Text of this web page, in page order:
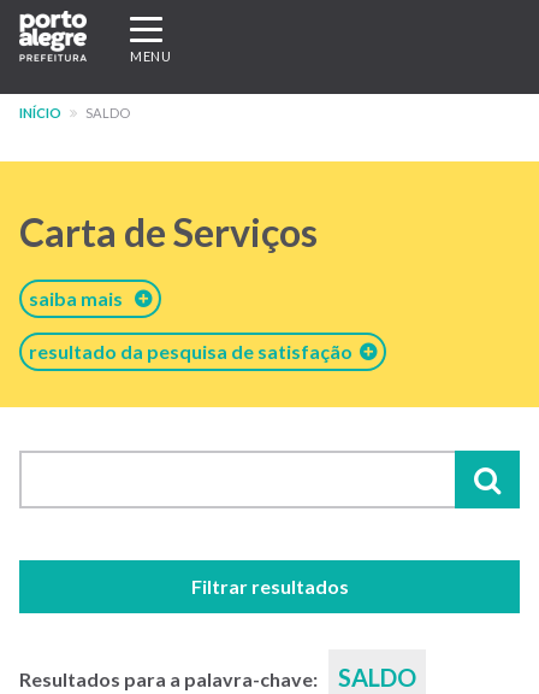
Pular
para
conteúdo
Expandir/recolher
navegação
MENU
INÍCIO SALDO
Carta de Serviços
saiba mais
resultado da pesquisa de satisfação
Filtrar resultados
Resultados para a palavra-chave: SALDO